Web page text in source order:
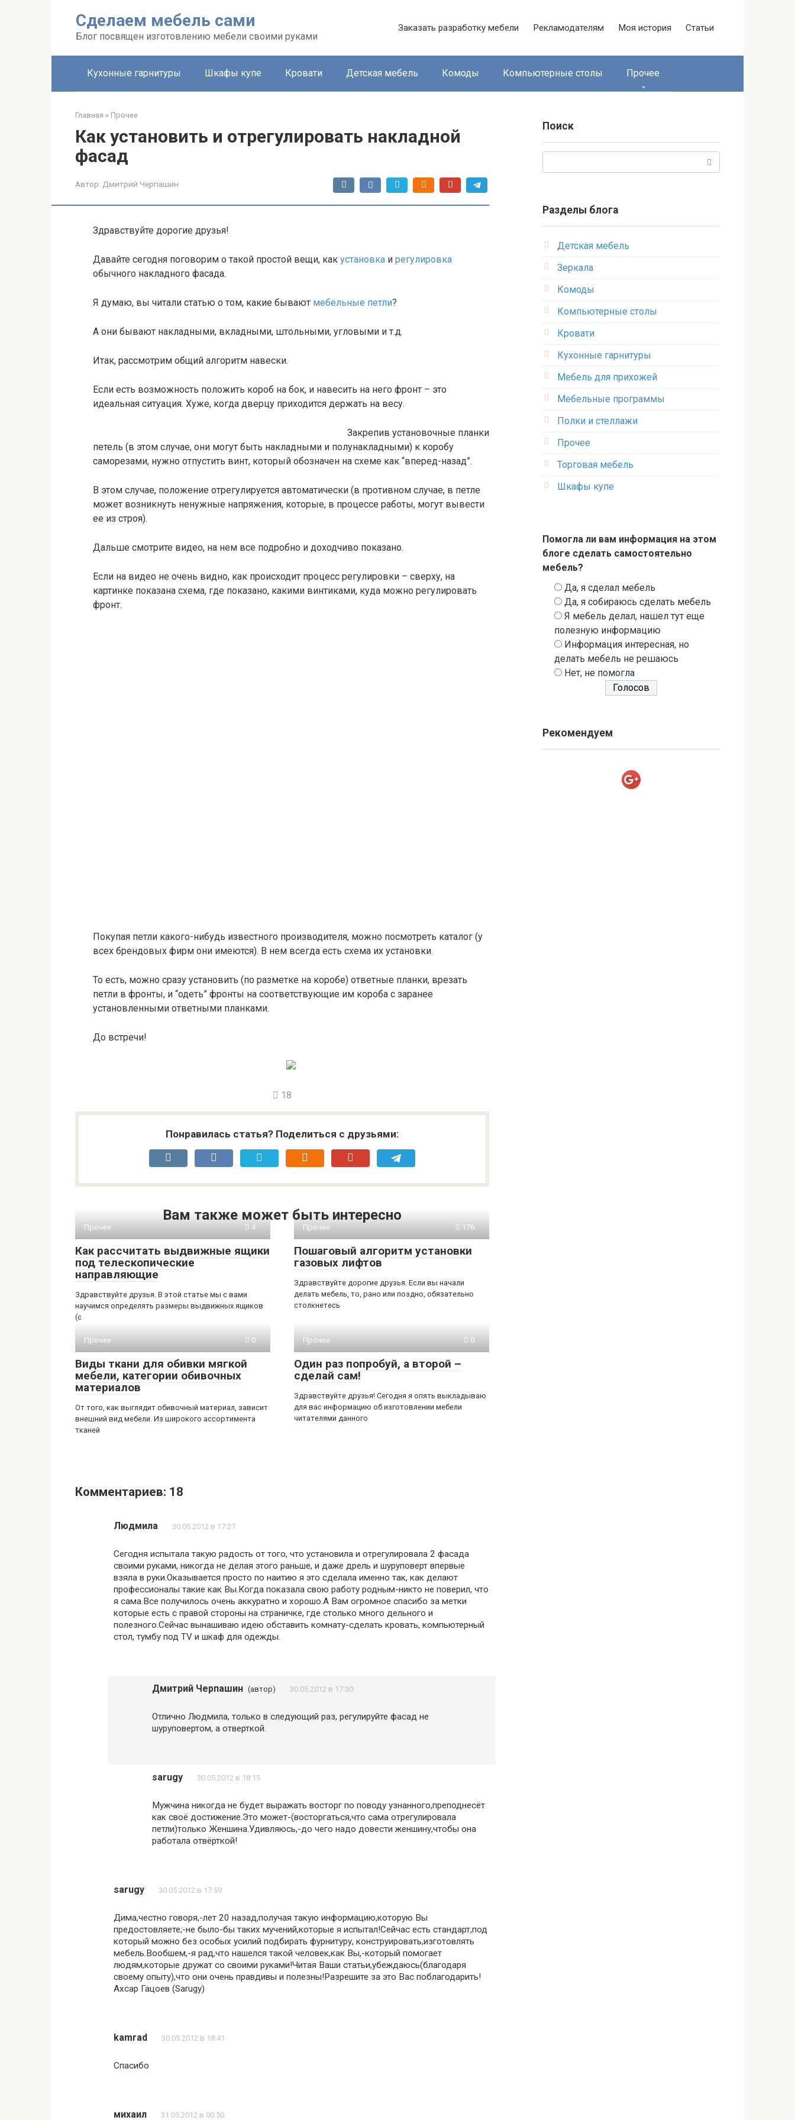
Сделаем мебель сами
Блог посвящен изготовлению мебели своими руками
Заказать разработку мебели Рекламодателям Моя история Статьи
Кухонные гарнитуры Шкафы купе Кровати Детская мебель Комоды Компьютерные столы Прочее
Главная » Прочее
Как установить и отрегулировать накладной
фасад
Автор: Дмитрий Черпашин
Здравствуйте дорогие друзья!
Давайте сегодня поговорим о такой простой вещи, как установка и регулировка
обычного накладного фасада.
Я думаю, вы читали статью о том, какие бывают мебельные петли?
А они бывают накладными, вкладными, штольными, угловыми и т.д.
Итак, рассмотрим общий алгоритм навески.
Если есть возможность положить короб на бок, и навесить на него фронт – это
идеальная ситуация. Хуже, когда дверцу приходится держать на весу.
Закрепив установочные планки
петель (в этом случае, они могут быть накладными и полунакладными) к коробу
саморезами, нужно отпустить винт, который обозначен на схеме как “вперед-назад”.
В этом случае, положение отрегулируется автоматически (в противном случае, в петле
может возникнуть ненужные напряжения, которые, в процессе работы, могут вывести
ее из строя).
Дальше смотрите видео, на нем все подробно и доходчиво показано.
Если на видео не очень видно, как происходит процесс регулировки – сверху, на
картинке показана схема, где показано, какими винтиками, куда можно регулировать
фронт.
Покупая петли какого-нибудь известного производителя, можно посмотреть каталог (у
всех брендовых фирм они имеются). В нем всегда есть схема их установки.
То есть, можно сразу установить (по разметке на коробе) ответные планки, врезать
петли в фронты, и “одеть” фронты на соответствующие им короба с заранее
установленными ответными планками.
До встречи!
18
Понравилась статья? Поделиться с друзьями:
Вам также может быть интересно
Прочее 4
Как рассчитать выдвижные ящики
под телескопические
направляющие
Здравствуйте друзья. В этой статье мы с вами
научимся определять размеры выдвижных ящиков
(с
Прочее 176
Пошаговый алгоритм установки
газовых лифтов
Здравствуйте дорогие друзья. Если вы начали
делать мебель, то, рано или поздно, обязательно
столкнетесь
Прочее 0
Виды ткани для обивки мягкой
мебели, категории обивочных
материалов
От того, как выглядит обивочный материал, зависит
внешний вид мебели. Из широкого ассортимента
тканей
Прочее 0
Один раз попробуй, а второй –
сделай сам!
Здравствуйте друзья! Сегодня я опять выкладываю
для вас информацию об изготовлении мебели
читателями данного
Комментариев: 18
Людмила 30.05.2012 в 17:27
Сегодня испытала такую радость от того, что установила и отрегулировала 2 фасада
своими руками, никогда не делая этого раньше, и даже дрель и шуруповерт впервые
взяла в руки.Оказывается просто по наитию я это сделала именно так, как делают
профессионалы такие как Вы.Когда показала свою работу родным-никто не поверил, что
я сама.Все получилось очень аккуратно и хорошо.А Вам огромное спасибо за метки
которые есть с правой стороны на страничке, где столько много дельного и
полезного.Сейчас вынашиваю идею обставить комнату-сделать кровать, компьютерный
стол, тумбу под ТV и шкаф для одежды.
Дмитрий Черпашин (автор) 30.05.2012 в 17:30
Отлично Людмила, только в следующий раз, регулируйте фасад не
шуруповертом, а отверткой.
sarugy 30.05.2012 в 18:15
Мужчина никогда не будет выражать восторг по поводу узнанного,преподнесёт
как своё достижение.Это может-(восторгаться,что сама отрегулировала
петли)только Женшина.Удивляюсь,-до чего надо довести женшину,чтобы она
работала отвёрткой!
sarugy 30.05.2012 в 17:59
Дима,честно говоря,-лет 20 назад,получая такую информацию,которую Вы
предостовляете;-не было-бы таких мучений,которые я испытал!Сейчас есть стандарт,под
который можно без особых усилий подбирать фурнитуру, конструировать,изготовлять
мебель.Вообшем,-я рад,что нашелся такой человек,как Вы,-который помогает
людям,которые дружат со своими руками!Читая Ваши статьи,убеждаюсь(благодаря
своему опыту),что они очень правдивы и полезны!Разрешите за это Вас поблагодарить!
Ахсар Гацоев (Sarugy)
kamrad 30.05.2012 в 18:41
Спасибо
михаил 31.05.2012 в 00:50
Поиск
Разделы блога
Детская мебель
Зеркала
Комоды
Компьютерные столы
Кровати
Кухонные гарнитуры
Мебель для прихожей
Мебельные программы
Полки и стеллажи
Прочее
Торговая мебель
Шкафы купе
Помогла ли вам информация на этом
блоге сделать самостоятельно
мебель?
Да, я сделал мебель
Да, я собираюсь сделать мебель
Я мебель делал, нашел тут еще
полезную информацию
Информация интересная, но
делать мебель не решаюсь
Нет, не помогла
Рекомендуем